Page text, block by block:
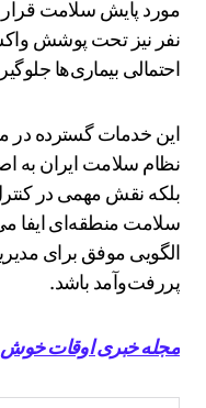
نفر نیز تحت پوشش
احتمالی بیماری‌ها
این خدمات گسترده در
نظام سلامت ایران به
بلکه نقش مهمی در
سلامت منطقه‌ای ایفا
الگویی موفق برای
پررفت‌وآمد باشد.
مجله خبری اوقات خوش